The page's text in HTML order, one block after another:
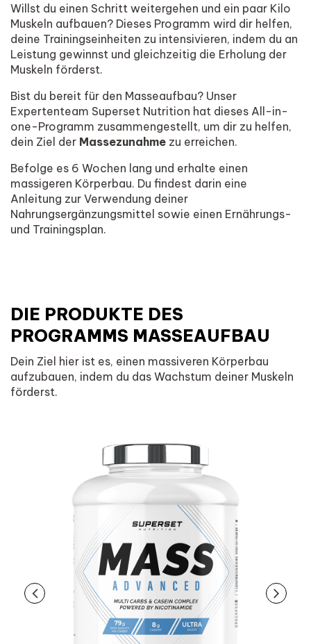
Willst du einen Schritt weitergehen und ein paar Kilo
Muskeln aufbauen? Dieses Programm wird dir helfen,
deine Trainingseinheiten zu intensivieren, indem du an
Leistung gewinnst und gleichzeitig die Erholung der
Muskeln förderst.
Bist du bereit für den Masseaufbau? Unser
Expertenteam Superset Nutrition hat dieses All-in-
one-Programm zusammengestellt, um dir zu helfen,
dein Ziel der Massezunahme zu erreichen.
Befolge es 6 Wochen lang und erhalte einen
massigeren Körperbau. Du findest darin eine
Anleitung zur Verwendung deiner
Nahrungsergänzungsmittel sowie einen Ernährungs-
und Trainingsplan.
DIE PRODUKTE DES
PROGRAMMS MASSEAUFBAU
Dein Ziel hier ist es, einen massiveren Körperbau
aufzubauen, indem du das Wachstum deiner Muskeln
förderst.